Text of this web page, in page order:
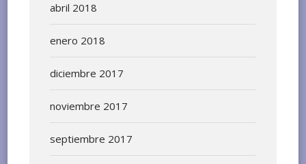
abril 2018
enero 2018
diciembre 2017
noviembre 2017
septiembre 2017